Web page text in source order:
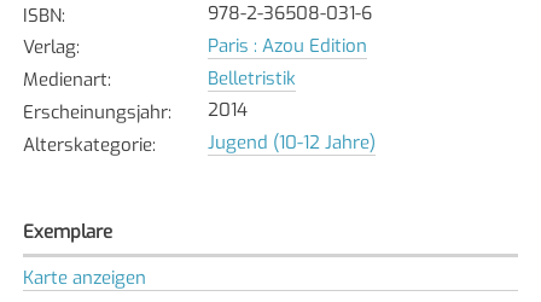
ISBN:
978-2-36508-031-6
Verlag:
Paris : Azou Edition
Medienart:
Belletristik
Erscheinungsjahr:
2014
Alterskategorie: Jugend (10-12 Jahre)
Exemplare
Karte anzeigen